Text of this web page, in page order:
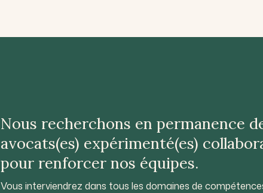
Nous recherchons en permanence
avocats(es) expérimenté(es)
pour renforcer nos équipes.
Vous interviendrez dans tous les domaines de